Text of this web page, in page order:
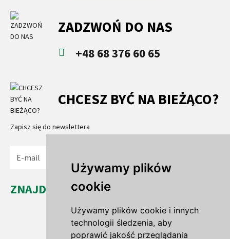
Używamy plików
cookie
Używamy plików cookie i innych
technologii śledzenia, aby
poprawić jakość przeglądania
ZADZWOŃ DO NAS
+48 68 376 60 65
CHCESZ BYĆ NA BIEŻĄCO?
Zapisz się do newslettera
ZNAJDŹ NAS...
Leszno Dolne 35a
67-321 Leszno Górne
woj. lubuskie